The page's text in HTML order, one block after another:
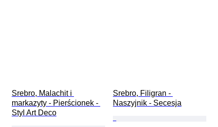
Srebro, Malachit i
markazyty - Pierścionek -
Styl Art Deco
Srebro, Filigran -
Naszyjnik - Secesja